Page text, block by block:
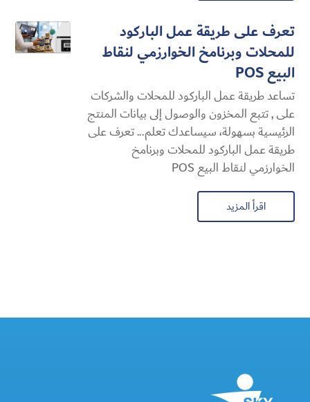
تعرف على طريقة عمل الباركود
للمحلات وبرنامخ الخوارزمي لنقاط
البيع POS
تساعد طريقة عمل الباركود للمحلات والشركات
على , تتبع المخزون والوصول إلى بيانات المنتج
الرئيسية بسهولة، سيساعدك تعلم... تعرف على
طريقة عمل الباركود للمحلات وبرنامخ
الخوارزمي لنقاط البيع POS
اقرأ المزيد